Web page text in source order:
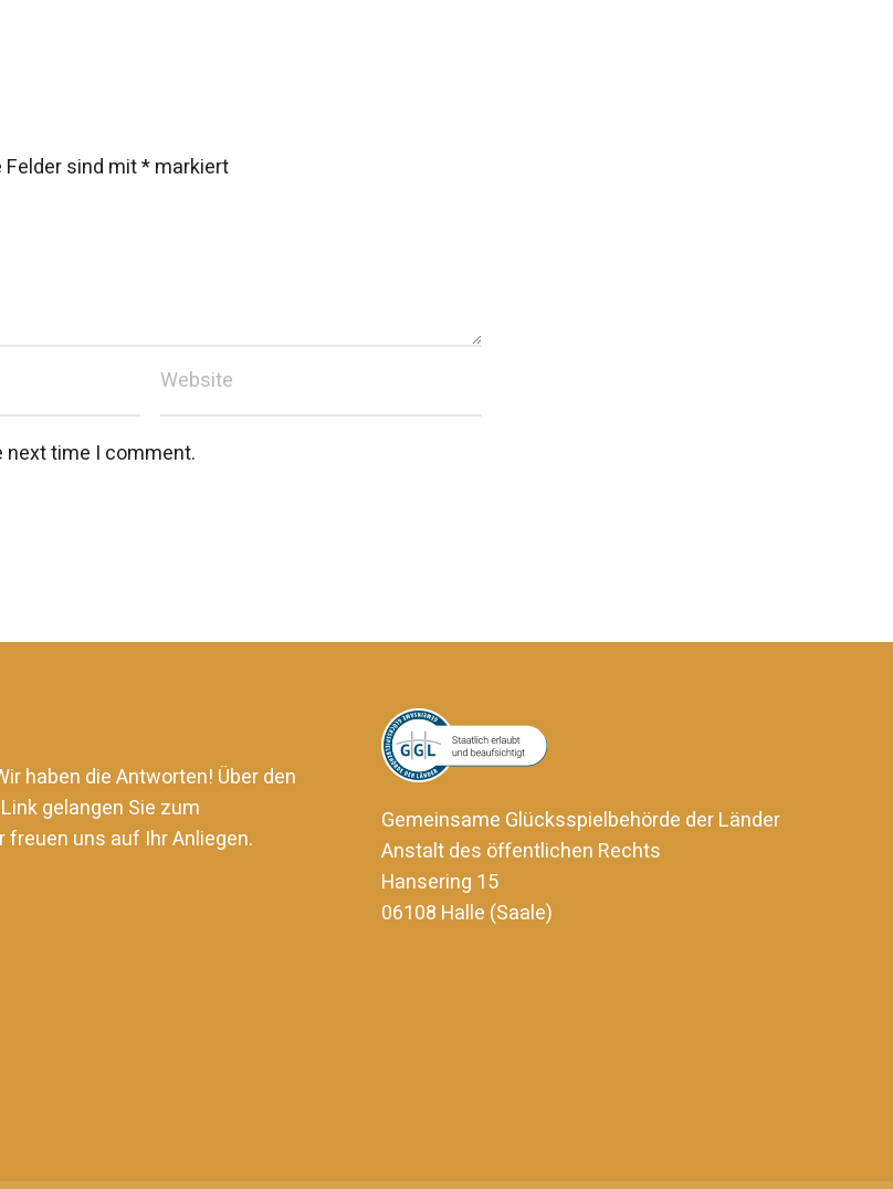
sind mit*markiert
next time I comment.
haben die Antworten! Über den
gelangen Sie zum
freuen uns auf Ihr Anliegen.
Gemeinsame Glücksspielbehörde der Länder
Anstalt des öffentlichen Rechts
Hansering 15
06108 Halle (Saale)